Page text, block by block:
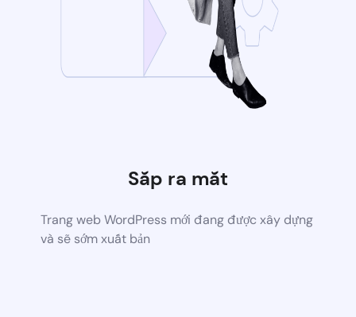
Sắp ra mắt
Trang web WordPress mới đang được xây dựng
và sẽ sớm xuất bản